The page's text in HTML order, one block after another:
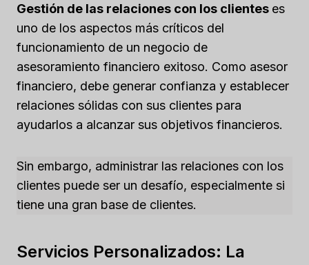
Gestión de las relaciones con los clientes es
uno de los aspectos más críticos del
funcionamiento de un negocio de
asesoramiento financiero exitoso. Como asesor
financiero, debe generar confianza y establecer
relaciones sólidas con sus clientes para
ayudarlos a alcanzar sus objetivos financieros.
Sin embargo, administrar las relaciones con los
clientes puede ser un desafío, especialmente si
tiene una gran base de clientes.
Servicios Personalizados: La